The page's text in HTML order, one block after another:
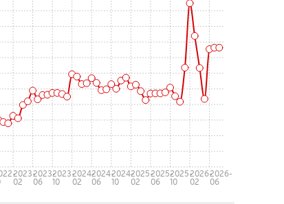
2023-
02
2023-
06
2023-
10
2024-
02
2024-
06
2024-
10
2025-
02
2025-
06
2025-
10
2026-
02
2026-
06